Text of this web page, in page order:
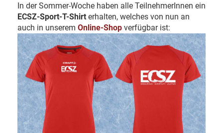
In der Sommer-Woche haben alle TeilnehmerInnen ein
ECSZ-Sport-T-Shirt erhalten, welches von nun an
auch in unserem Online-Shop verfügbar ist: